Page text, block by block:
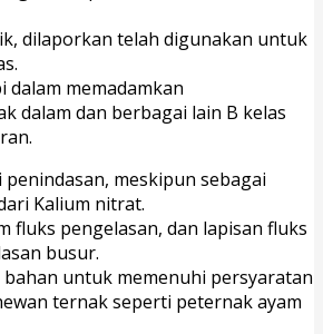
dilaporkan telah digunakan untuk
dalam memadamkan
dalam dan berbagai lain B kelas
meskipun sebagai
Kalium nitrat.
fluks pengelasan, dan lapisan fluks
busur.
untuk memenuhi persyaratan
ternak seperti peternak ayam